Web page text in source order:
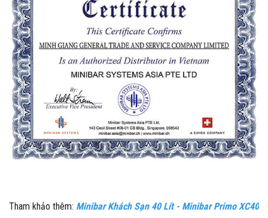
Tham khảo thêm: Minibar Khách Sạn 40 Lít - Minibar Primo XC40